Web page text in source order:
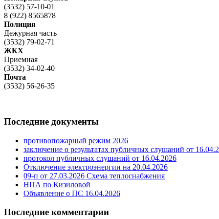
(3532) 57-10-01
8 (922) 8565878
Полиция
Дежурная часть
(3532) 79-02-71
ЖКХ
Приемная
(3532) 34-02-40
Почта
(3532) 56-26-35
Последние документы
противопожарный режим 2026
заключение о результатах публичных слушаний от
протокол публичных слушаний от 16.04.2026
Отключение электроэнергии на 20.04.2026
09-п от 27.03.2026 Схема теплоснабжения
НПА по Кизиловой
Объявление о ПС 16.04.2026
Последние комментарии